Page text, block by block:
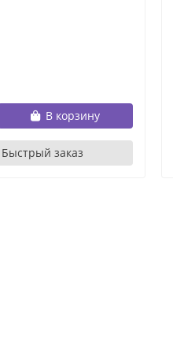
В корзину
Быстрый заказ